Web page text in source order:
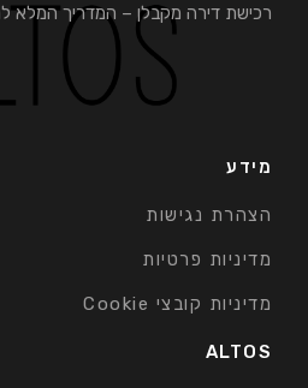
רכישת דירה מקבלן – המדריך המלא
מידע
הצהרת נגישות
מדיניות פרטיות
מדיניות קובצי Cookie
ALTOS